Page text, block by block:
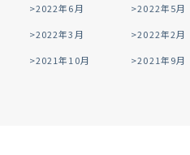
2022年6月
2022年5月
2022年3月
2022年2月
2021年10月
2021年9月